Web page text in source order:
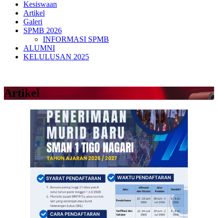
Kesiswaan
Artikel
Galeri
SPMB 2026
INFORMASI SPMB
ALUMNI
KELULUSAN 2025
Artikel